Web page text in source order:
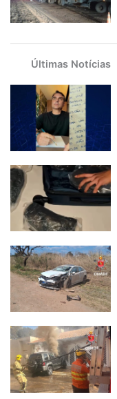
Últimas Notícias